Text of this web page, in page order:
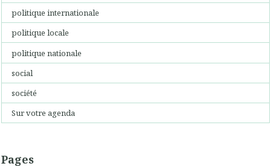
politique internationale
politique locale
politique nationale
social
société
Sur votre agenda
Pages